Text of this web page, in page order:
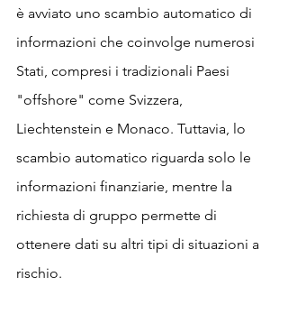
è avviato uno scambio automatico di
informazioni che coinvolge numerosi
Stati, compresi i tradizionali Paesi
"offshore" come Svizzera,
Liechtenstein e Monaco. Tuttavia, lo
scambio automatico riguarda solo le
informazioni finanziarie, mentre la
richiesta di gruppo permette di
ottenere dati su altri tipi di situazioni a
rischio.